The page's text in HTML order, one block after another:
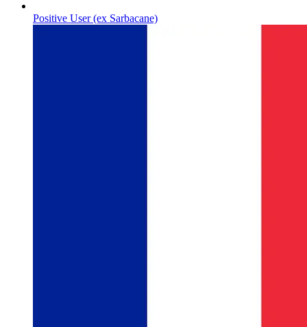
Positive User (ex Sarbacane)